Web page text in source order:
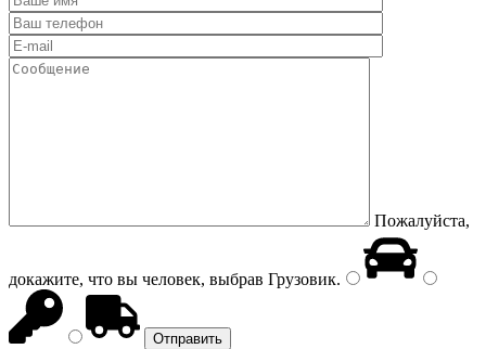
Пожалуйста,
докажите, что вы человек, выбрав Грузовик.